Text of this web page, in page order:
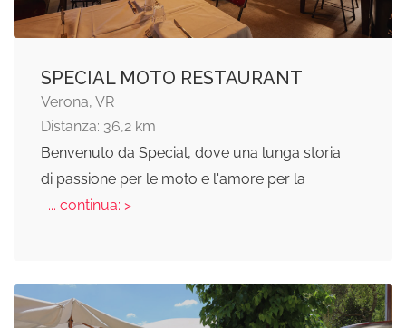
SPECIAL MOTO RESTAURANT
Verona, VR
Distanza: 36,2 km
Benvenuto da Special, dove una lunga storia
di passione per le moto e l'amore per la
... continua: >